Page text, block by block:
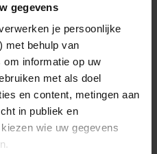
gegevens
je persoonlijke
met behulp van
informatie op uw
met als doel
en content, metingen aan
in publiek en
wie uw gegevens
ligt nu in de winkel
lezen